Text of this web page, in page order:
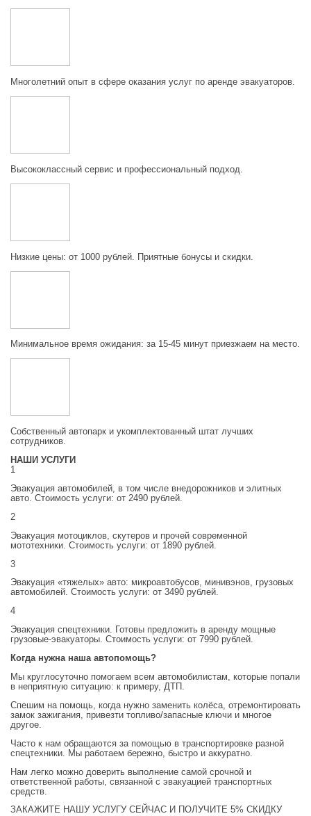
Многолетний опыт в сфере оказания услуг по аренде эвакуаторов.
Высококлассный сервис и профессиональный подход.
Низкие цены: от 1000 рублей. Приятные бонусы и скидки.
Минимальное время ожидания: за 15-45 минут приезжаем на место.
Собственный автопарк и укомплектованный штат лучших
сотрудников.
НАШИ УСЛУГИ
1
Эвакуация автомобилей, в том числе внедорожников и элитных
авто. Стоимость услуги: от 2490 рублей.
2
Эвакуация мотоциклов, скутеров и прочей современной
мототехники. Стоимость услуги: от 1890 рублей.
3
Эвакуация «тяжелых» авто: микроавтобусов, минивэнов, грузовых
автомобилей. Стоимость услуги: от 3490 рублей.
4
Эвакуация спецтехники. Готовы предложить в аренду мощные
грузовые-эвакуаторы. Стоимость услуги: от 7990 рублей.
Когда нужна наша автопомощь?
Мы круглосуточно помогаем всем автомобилистам, которые попали
в неприятную ситуацию: к примеру, ДТП.
Спешим на помощь, когда нужно заменить колёса, отремонтировать
замок зажигания, привезти топливо/запасные ключи и многое
другое.
Часто к нам обращаются за помощью в транспортировке разной
спецтехники. Мы работаем бережно, быстро и аккуратно.
Нам легко можно доверить выполнение самой срочной и
ответственной работы, связанной с эвакуацией транспортных
средств.
ЗАКАЖИТЕ НАШУ УСЛУГУ СЕЙЧАС И ПОЛУЧИТЕ 5% СКИДКУ